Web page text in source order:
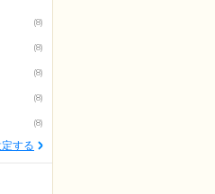
(8)
(8)
(8)
(8)
(8)
する